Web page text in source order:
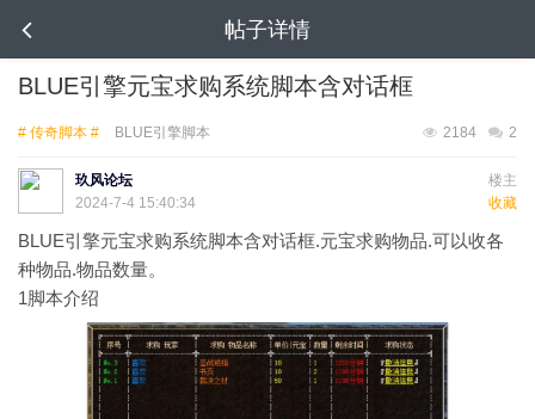
帖子详情
BLUE引擎元宝求购系统脚本含对话框
# 传奇脚本 # BLUE引擎脚本 2
2184
楼主
玖风论坛
收藏
2024-7-4 15:40:34
BLUE引擎元宝求购系统脚本含对话框.元宝求购物品.可以收各
种物品.物品数量。
1脚本介绍